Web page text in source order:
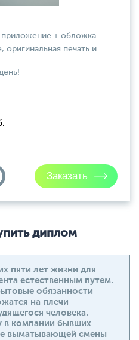
+ обложка
оригинальная печать и
диплом
пяти лет жизни для
естественным путем.
обязанности
на плечи
человека.
в компании бывших
выматывающей смены